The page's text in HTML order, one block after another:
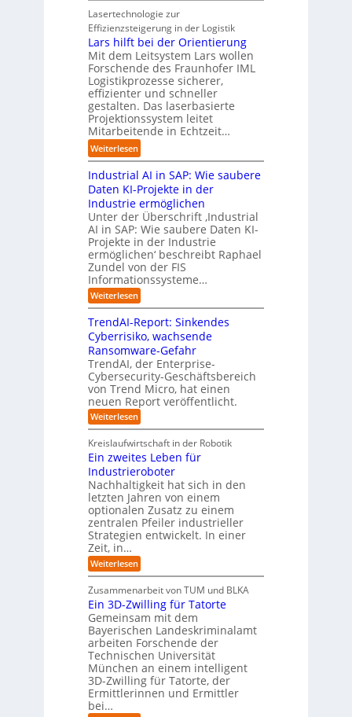
r
u
n
g
s
l
ö
s
u
n
g
e
n
t
r
i
e
a
u
t
o
m
a
t
i
s
i
e
r
u
n
g
t
r
i
a
l
B
s
i
n
e
s
s
E
c
o
y
s
t
e
m
v
o
n
F
o
r
m
w
a
s
b
e
i
a
t
i
o
n
.
O
g
w
ä
c
h
s
w
e
i
t
e
r
t
u
d
i
e
z
e
i
g
t
M
i
s
s
t
r
a
u
e
n
g
e
g
e
n
ü
b
e
r
n
i
c
h
t
-
e
u
r
o
p
i
s
c
h
e
n
R
o
u
t
e
Lasertechnologie zur
Effizienzsteigerung in der Logistik
Lars hilft bei der Orientierung
Mit dem Leitsystem Lars wollen
Forschende des Fraunhofer IML
Logistikprozesse sicherer,
effizienter und schneller
gestalten. Das laserbasierte
Projektionssystem leitet
Mitarbeitende in Echtzeit…
Weiterlesen:
L
a
r
s
h
l
f
t
b
e
i
d
e
r
O
r
i
e
n
t
i
e
r
u
n
g
Industrial AI in SAP: Wie saubere
Daten KI-Projekte in der
Industrie ermöglichen
Unter der Überschrift ‚Industrial
AI in SAP: Wie saubere Daten KI-
Projekte in der Industrie
ermöglichen‘ beschreibt Raphael
Zundel von der FIS
Informationssysteme…
Weiterlesen:
I
n
d
u
s
t
r
i
a
l
A
I
n
S
A
P
:
W
i
e
s
u
b
e
r
e
D
a
t
e
n
K
I
-
r
TrendAI-Report: Sinkendes
Cyberrisiko, wachsende
Ransomware-Gefahr
TrendAI, der Enterprise-
Cybersecurity-Geschäftsbereich
von Trend Micro, hat einen
neuen Report veröffentlicht.
Weiterlesen:
T
e
n
d
A
I
-
R
e
p
r
t
:
S
i
n
k
e
n
d
e
s
C
b
Kreislaufwirtschaft in der Robotik
Ein zweites Leben für
Industrieroboter
Nachhaltigkeit hat sich in den
letzten Jahren von einem
optionalen Zusatz zu einem
zentralen Pfeiler industrieller
Strategien entwickelt. In einer
Zeit, in…
Weiterlesen:
E
n
z
w
e
i
t
e
s
L
e
Zusammenarbeit von TUM und BLKA
Ein 3D-Zwilling für Tatorte
Gemeinsam mit dem
Bayerischen Landeskriminalamt
arbeiten Forschende der
Technischen Universität
München an einem intelligent
3D-Zwilling für Tatorte, der
Ermittlerinnen und Ermittler
bei…